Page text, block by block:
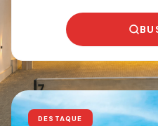
OPORTUNIDADES
Lançamentos
DESTAQUE